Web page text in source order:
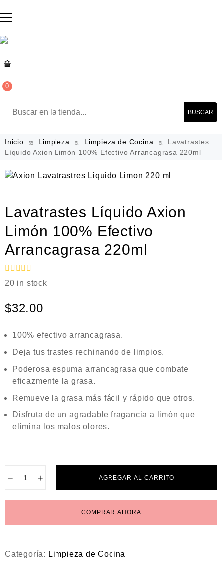
0
BUSCAR
Inicio Limpieza Limpieza de Cocina
Lavatrastes
Líquido Axion Limón 100% Efectivo Arrancagrasa 220ml
Lavatrastes Líquido Axion
Limón 100% Efectivo
Arrancagrasa 220ml
V
a
o
r
o
n
d
20 in stock
$32.00
100% efectivo arrancagrasa.
Deja tus trastes rechinando de limpios.
Poderosa espuma arrancagrasa que combate
eficazmente la grasa.
Remueve la grasa más fácil y rápido que otros.
Disfruta de un agradable fragancia a limón que
elimina los malos olores.
− + AGREGAR AL CARRITO
COMPRAR AHORA
Categoría: Limpieza de Cocina